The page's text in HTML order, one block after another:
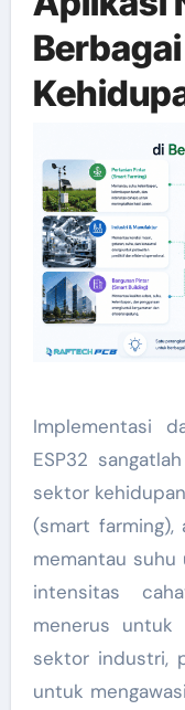
Implementasi
ESP32
sektor
(smart farming),
memantau suhu
intensitas
menerus untuk
sektor industri,
untuk